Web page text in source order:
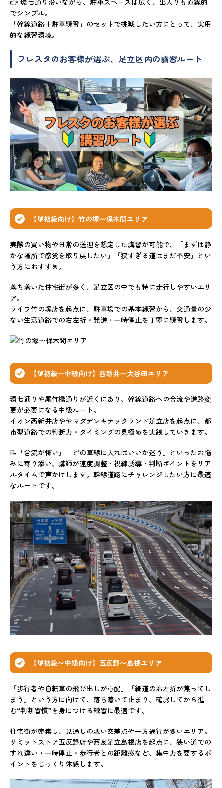
でシンプル。
「幹線道路＋駐車練習」のセットで挑戦したい方にとって、実用
的な練習環境。
フレスタのお客様が選ぶ、足立区内の講習ルート
【🔰初級向け】竹の塚〜保木間エリア
実際の買い物や日常の送迎を想定した講習が可能で、「まずは静
かな場所で感覚を取り戻したい」「狭すぎる道はまだ不安」とい
う方におすすめ。
落ち着いた住宅街が多く、足立区の中でも特に走行しやすいエリ
ア。
ライフ竹の塚店を起点に、駐車場での基本練習から、交通量の少
ない生活道路での右左折・発進・一時停止を丁寧に練習します。
【🔰初級〜中級向け】西新井〜大谷田エリア
環七通りや尾竹橋通りが近くにあり、幹線道路への合流や進路変
更が必要になる中級ルート。
イオン西新井店やヤマダデンキテックランド足立店を起点に、都
市型道路での判断力・タイミングの見極めを実践していきます。
📝「合流が怖い」「どの車線に入ればいいか迷う」といったお悩
みに寄り添い、講師が速度調整・視線誘導・判断ポイントをリア
ルタイムで声かけします。幹線道路にチャレンジしたい方に最適
なルートです。
【🔰初級〜中級向け】五反野〜島根エリア
「歩行者や自転車の飛び出しが心配」「細道の右左折が焦ってし
まう」という方に向けて、落ち着いて止まり、確認してから進
む“判断習慣”を身につける練習に最適です。
住宅街が密集し、見通しの悪い交差点や一方通行が多いエリア。
サミットストア五反野店や西友足立島根店を起点に、狭い道での
すれ違い・一時停止・歩行者との距離感など、集中力を要するポ
イントをじっくり体感します。